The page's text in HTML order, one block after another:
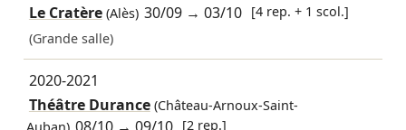
Le Cratère(Alès) 30/09 →03/10 [4 rep. + 1 scol.]
(Grande salle)
2020-2021
Théâtre Durance(Château-Arnoux-Saint-
[2 rep.]